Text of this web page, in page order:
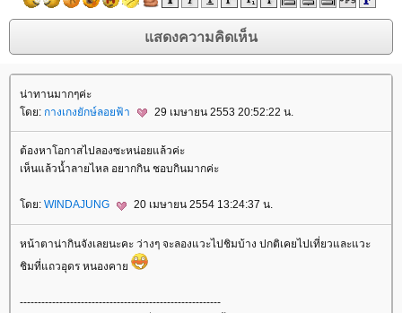
น่าทานมากๆค่ะ
ดย: กางเกงยักษ์ลอยฟ้า 29 เมษายน 2553 20:52:22 น.
ต้องหาโอกาสไปลองซะหน่อยแล้วค่ะ
เห็นแล้วน้ำลายไหล อยากกิน ชอบกินมากค่ะ
ดย: WINDAJUNG 20 เมษายน 2554 13:24:37 น.
หน้าตาน่ากินจังเลยนะคะ ว่างๆ จะลองแวะไปชิมบ้าง ปกติเคยไปเที่ยวและแวะ
ชิมที่แถวอุดร หนองคา
--------------------------------------------------------